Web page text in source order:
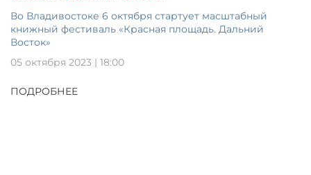
Во Владивостоке 6 октября стартует масштабный
книжный фестиваль «Красная площадь. Дальний
Восток»
05 октября 2023 | 18:00
ПОДРОБНЕЕ